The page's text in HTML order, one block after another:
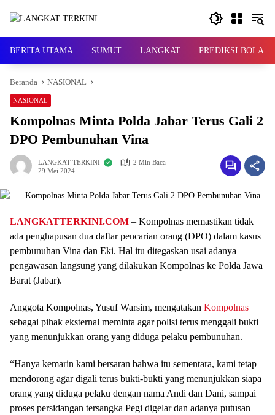
BERITA UTAMA SUMUT LANGKAT PREDIKSI BOLA
Beranda NASIONAL
NASIONAL
Kompolnas Minta Polda Jabar Terus Gali 2
DPO Pembunuhan Vina
LANGKAT TERKINI
2 Min Baca
29 Mei 2024
LANGKATTERKINI.COM – Kompolnas memastikan tidak
ada penghapusan dua daftar pencarian orang (DPO) dalam kasus
pembunuhan Vina dan Eki. Hal itu ditegaskan usai adanya
pengawasan langsung yang dilakukan Kompolnas ke Polda Jawa
Barat (Jabar).
Anggota Kompolnas, Yusuf Warsim, mengatakan Kompolnas
sebagai pihak eksternal meminta agar polisi terus menggali bukti
yang menunjukkan orang yang diduga pelaku pembunuhan.
“Hanya kemarin kami bersaran bahwa itu sementara, kami tetap
mendorong agar digali terus bukti-bukti yang menunjukkan siapa
orang yang diduga pelaku dengan nama Andi dan Dani, sampai
proses persidangan tersangka Pegi digelar dan adanya putusan